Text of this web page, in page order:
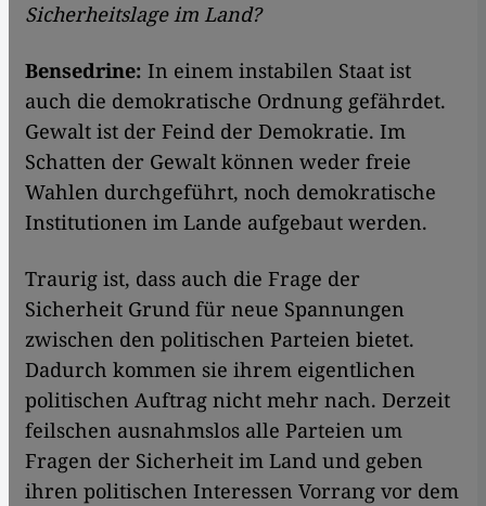
Sicherheitslage im Land?
Bensedrine: In einem instabilen Staat ist
auch die demokratische Ordnung gefährdet.
Gewalt ist der Feind der Demokratie. Im
Schatten der Gewalt können weder freie
Wahlen durchgeführt, noch demokratische
Institutionen im Lande aufgebaut werden.
Traurig ist, dass auch die Frage der
Sicherheit Grund für neue Spannungen
zwischen den politischen Parteien bietet.
Dadurch kommen sie ihrem eigentlichen
politischen Auftrag nicht mehr nach. Derzeit
feilschen ausnahmslos alle Parteien um
Fragen der Sicherheit im Land und geben
ihren politischen Interessen Vorrang vor dem